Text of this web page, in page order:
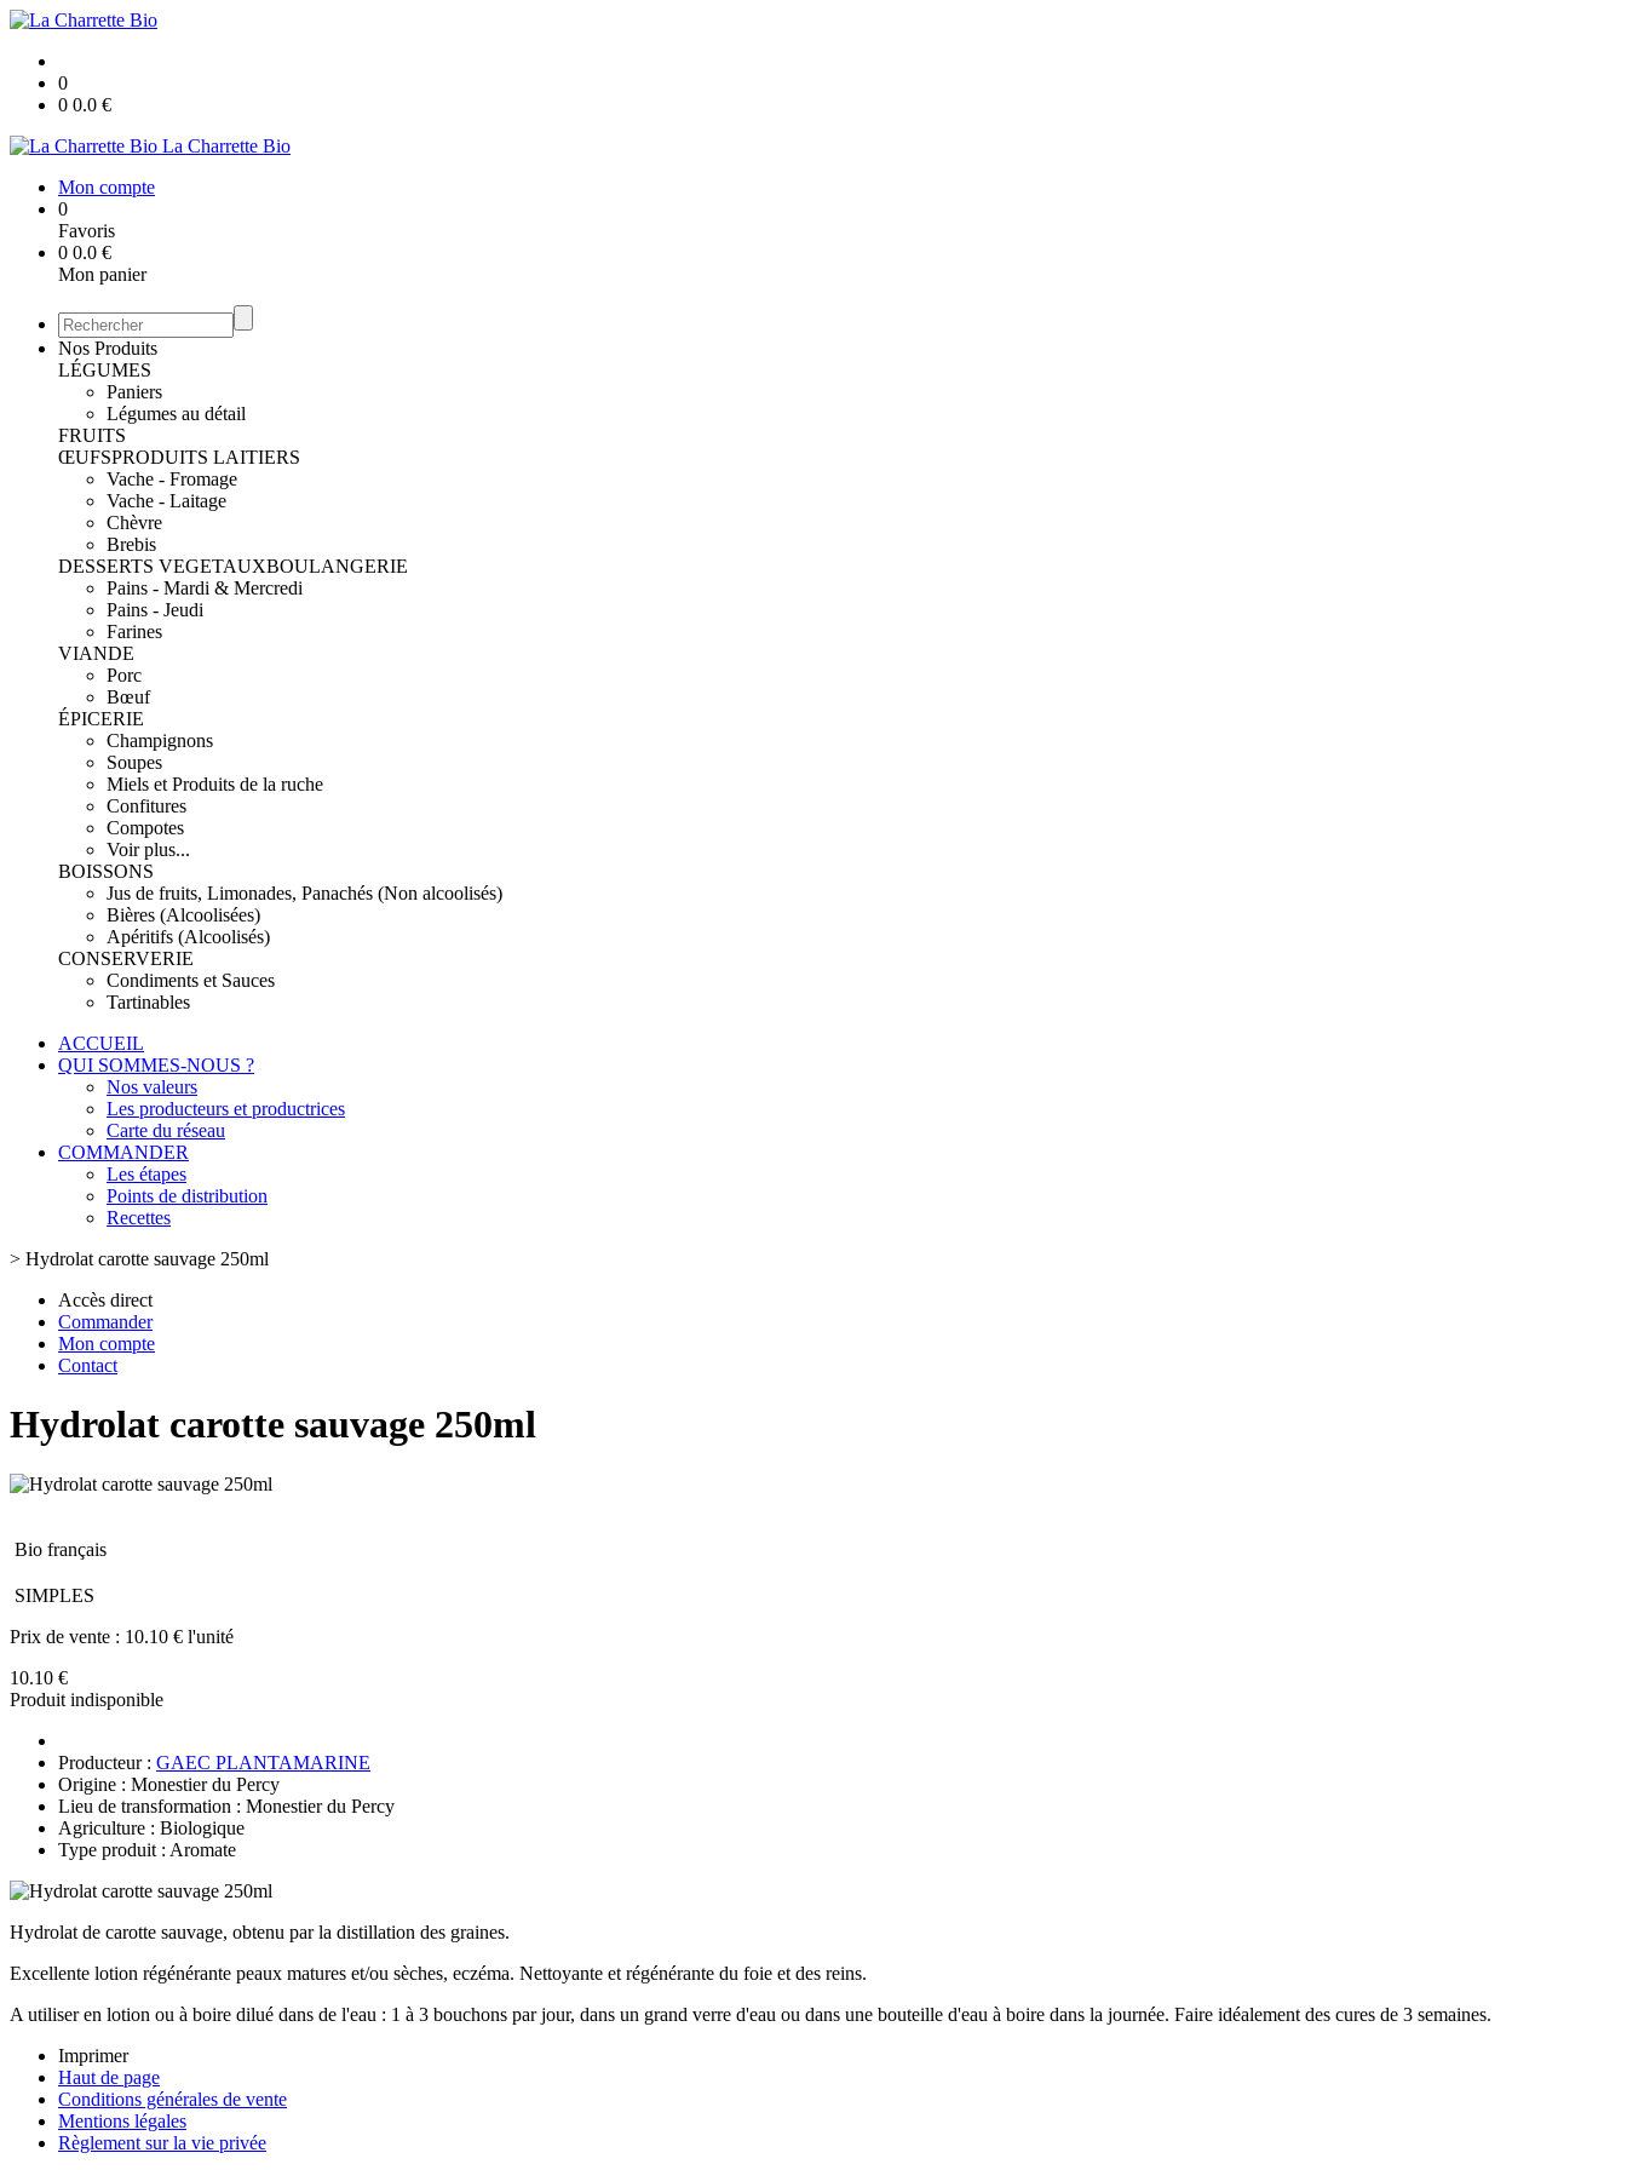
0
0 0.0 €
La Charrette Bio
Mon compte
0
Favoris
0 0.0 €
Mon panier
Nos Produits
LÉGUMES
Paniers
Légumes au détail
FRUITS
ŒUFSPRODUITS LAITIERS
Vache - Fromage
Vache - Laitage
Chèvre
Brebis
DESSERTS VEGETAUXBOULANGERIE
Pains - Mardi & Mercredi
Pains - Jeudi
Farines
VIANDE
Porc
Bœuf
ÉPICERIE
Champignons
Soupes
Miels et Produits de la ruche
Confitures
Compotes
Voir plus...
BOISSONS
Jus de fruits, Limonades, Panachés (Non alcoolisés)
Bières (Alcoolisées)
Apéritifs (Alcoolisés)
CONSERVERIE
Condiments et Sauces
Tartinables
ACCUEIL
QUI SOMMES-NOUS ?
Nos valeurs
Les producteurs et productrices
Carte du réseau
COMMANDER
Les étapes
Points de distribution
Recettes
> Hydrolat carotte sauvage 250ml
Accès direct
Commander
Mon compte
Contact
Hydrolat carotte sauvage 250ml
Bio français
SIMPLES
Prix de vente : 10.10 € l'unité
10.10 €
Produit indisponible
Producteur : GAEC PLANTAMARINE
Origine : Monestier du Percy
Lieu de transformation : Monestier du Percy
Agriculture : Biologique
Type produit : Aromate
Hydrolat de carotte sauvage, obtenu par la distillation des graines.
Excellente lotion régénérante peaux matures et/ou sèches, eczéma. Nettoyante et régénérante du foie et des reins.
A utiliser en lotion ou à boire dilué dans de l'eau : 1 à 3 bouchons par jour, dans un grand verre d'eau ou dans une bouteille d'eau à boire dans la journée. Faire idéalement des cures de 3 semaines.
Imprimer
Haut de page
Conditions générales de vente
Mentions légales
Règlement sur la vie privée